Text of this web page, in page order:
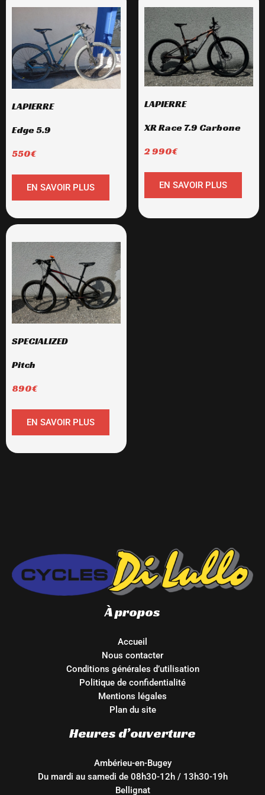
LAPIERRE
Edge 5.9
550€
EN SAVOIR PLUS
LAPIERRE
XR Race 7.9 Carbone
2 990€
EN SAVOIR PLUS
SPECIALIZED
Pitch
890€
EN SAVOIR PLUS
À propos
Accueil
Nous contacter
Conditions générales d’utilisation
Politique de confidentialité
Mentions légales
Plan du site
Heures d’ouverture
Ambérieu-en-Bugey
Du mardi au samedi de 08h30-12h / 13h30-19h
Bellignat